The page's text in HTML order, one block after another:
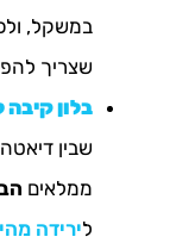
במשקל,
שצריך להפחית 10-
בלון קיבה
שבין
ממלאים
לירידה